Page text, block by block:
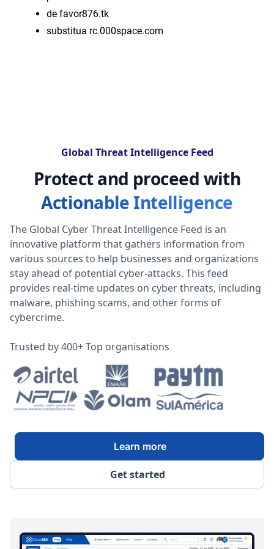
de favor876.tk
substitua rc.000space.com
Global Threat Intelligence Feed
Protect and proceed with
Actionable Intelligence
The Global Cyber Threat Intelligence Feed is an
innovative platform that gathers information from
various sources to help businesses and organizations
stay ahead of potential cyber-attacks. This feed
provides real-time updates on cyber threats, including
malware, phishing scams, and other forms of
cybercrime.
Trusted by 400+ Top organisations
Get started
Learn more